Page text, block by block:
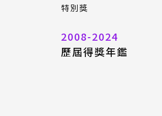
特別獎
2008-2024
歷屆得獎年鑑